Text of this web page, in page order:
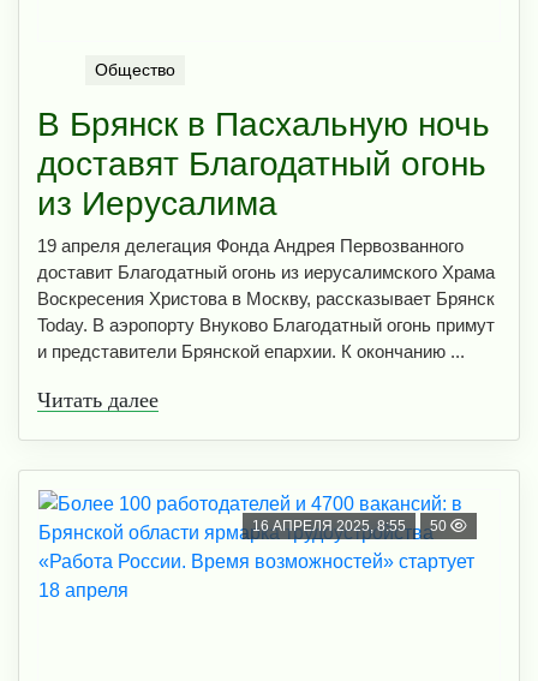
Общество
В Брянск в Пасхальную ночь
доставят Благодатный огонь
из Иерусалима
19 апреля делегация Фонда Андрея Первозванного
доставит Благодатный огонь из иерусалимского Храма
Воскресения Христова в Москву, рассказывает Брянск
Today. В аэропорту Внуково Благодатный огонь примут
и представители Брянской епархии. К окончанию ...
Читать далее
16 АПРЕЛЯ 2025, 8:55 50